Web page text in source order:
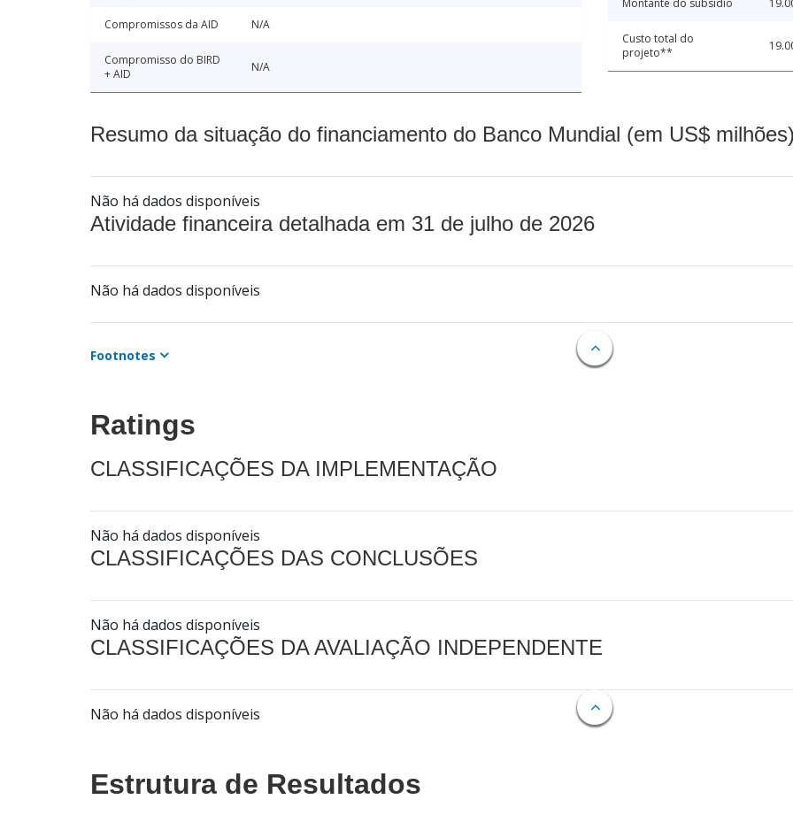
Compromissos da AID N/A
Compromisso do BIRD
+ AID
N/A
Custo total do
projeto**
Resumo da situação do financiamento do Banco Mundial (em US$
Não há dados disponíveis
Atividade financeira detalhada em 31 de julho de 2026
Não há dados disponíveis
Footnotes
Ratings
CLASSIFICAÇÕES DA IMPLEMENTAÇÃO
Não há dados disponíveis
CLASSIFICAÇÕES DAS CONCLUSÕES
Não há dados disponíveis
CLASSIFICAÇÕES DA AVALIAÇÃO INDEPENDENTE
Não há dados disponíveis
Estrutura de Resultados